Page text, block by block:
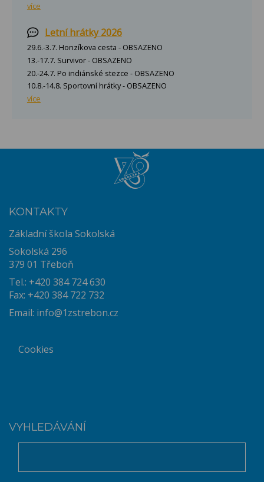
více
Letní hrátky 2026
29.6.-3.7. Honzíkova cesta - OBSAZENO
13.-17.7. Survivor - OBSAZENO
20.-24.7. Po indiánské stezce - OBSAZENO
10.8.-14.8. Sportovní hrátky - OBSAZENO
více
KONTAKTY
Základní škola Sokolská
Sokolská 296
379 01 Třeboň
Tel.: +420 384 724 630
Fax: +420 384 722 732
Email: info@1zstrebon.cz
Cookies
VYHLEDÁVÁNÍ